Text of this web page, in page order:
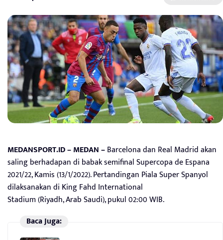
MEDANSPORT.ID – MEDAN –Barcelona dan Real Madrid akan
saling berhadapan di babak semifinal Supercopa de Espana
2021/22, Kamis (13/1/2022). Pertandingan Piala Super Spanyol
dilaksanakan di King Fahd International
Stadium (Riyadh, Arab Saudi), pukul 02:00 WIB.
Baca Juga: